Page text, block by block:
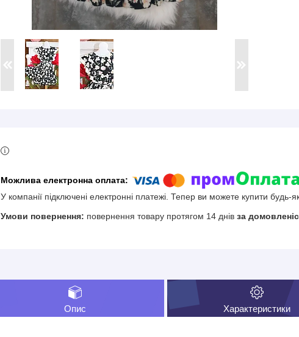
У компанії підключені електронні платежі. Тепер ви можете купити будь-
повернення товару протягом 14 днів за
Опис Характеристики